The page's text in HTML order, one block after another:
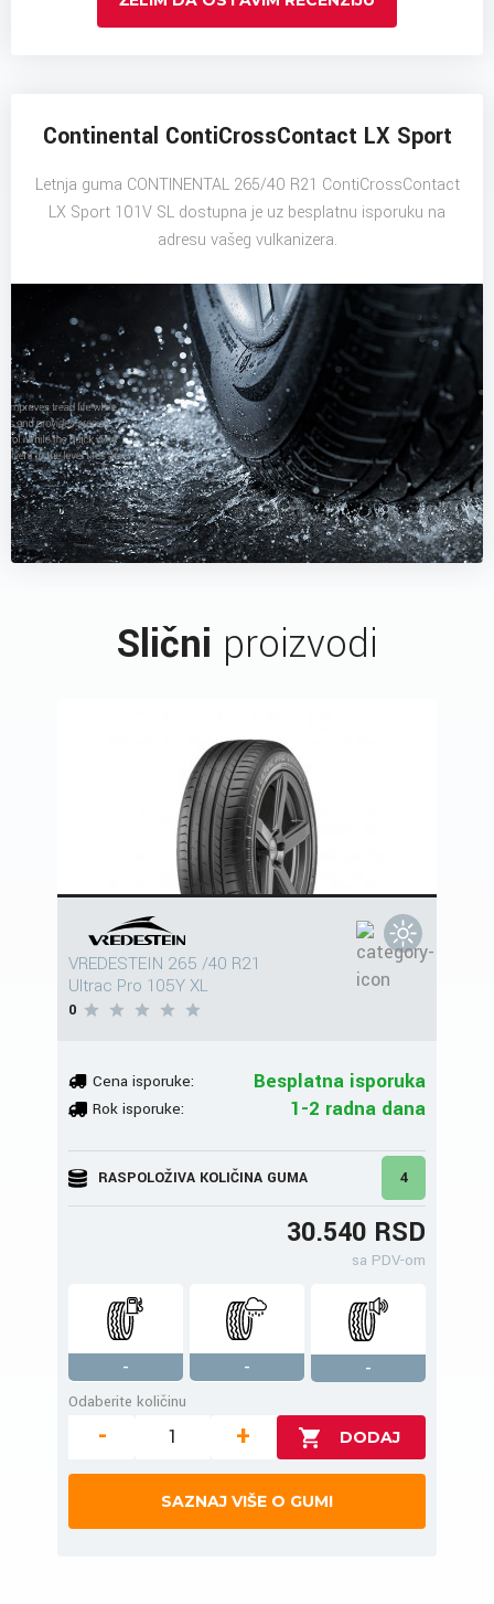
Continental ContiCrossContact LX Sport
Letnja guma CONTINENTAL 265/40 R21 ContiCrossContact
LX Sport 101V SL dostupna je uz besplatnu isporuku na
adresu vašeg vulkanizera.
Slični proizvodi
VREDESTEIN 265 /40 R21
Ultrac Pro 105Y XL
0
Cena isporuke: Besplatna isporuka
Rok isporuke: 1-2 radna dana
RASPOLOŽIVA KOLIČINA GUMA 4
30.540 RSD
sa PDV-om
- -
-
Odaberite količinu
- +
SAZNAJ VIŠE O GUMI